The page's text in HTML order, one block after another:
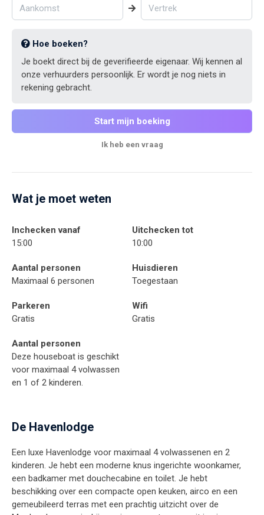
Hoe boeken?
Je boekt direct bij de geverifieerde eigenaar. Wij kennen al
onze verhuurders persoonlijk. Er wordt je nog niets in
rekening gebracht.
Start mijn boeking
Ik heb een vraag
Wat je moet weten
Inchecken vanaf
15:00
Uitchecken tot
10:00
Aantal personen
Maximaal 6 personen
Huisdieren
Toegestaan
Parkeren
Gratis
Wifi
Gratis
Aantal personen
Deze houseboat is geschikt
voor maximaal 4 volwassen
en 1 of 2 kinderen.
De Havenlodge
Een luxe Havenlodge voor maximaal 4 volwassenen en 2
kinderen. Je hebt een moderne knus ingerichte woonkamer,
een badkamer met douchecabine en toilet. Je hebt
beschikking over een compacte open keuken, airco en een
gemeubileerd terras met een prachtig uitzicht over de